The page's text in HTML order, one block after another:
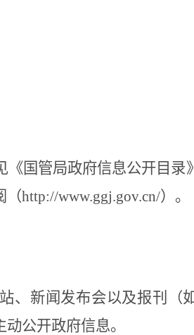
《国管局政府信息公开目录
http://www.ggj.gov.cn/）。
、新闻发布会以及报刊（
公开政府信息。